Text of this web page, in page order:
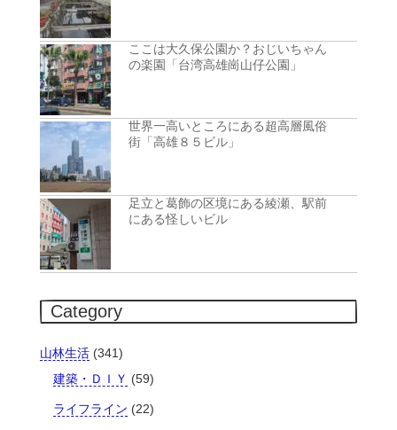
ここは大久保公園か？おじいちゃん
の楽園「台湾高雄崗山仔公園」
世界一高いところにある超高層風俗
街「高雄８５ビル」
足立と葛飾の区境にある綾瀬、駅前
にある怪しいビル
Category
山林生活(341)
建築・ＤＩＹ (59)
ライフライン (22)